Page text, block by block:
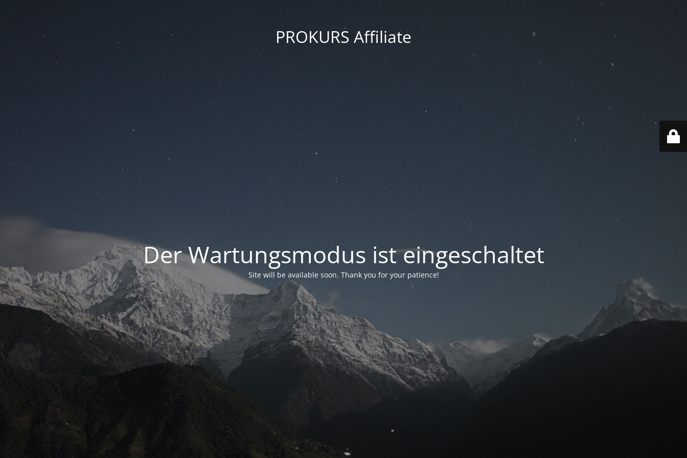
PROKURS Affiliate
Der Wartungsmodus ist eingeschaltet
Site will be available soon. Thank you for your patience!